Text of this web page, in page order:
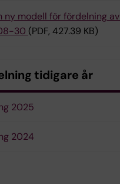
ny modell för fördelning
30 (PDF, 427.39 KB)
tidigare år
2025
2024